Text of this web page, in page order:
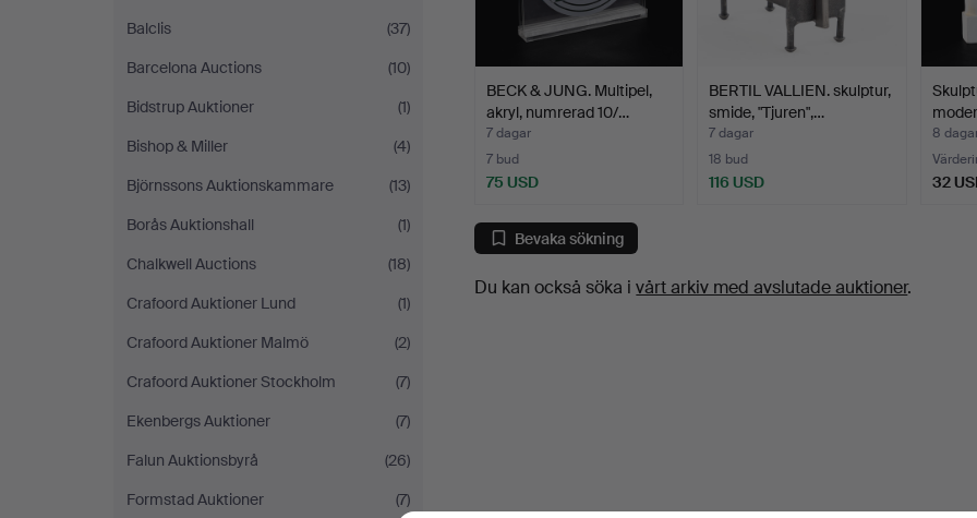
Balclis
(37)
Barcelona Auctions
(10)
Bidstrup Auktioner
(1)
Bishop & Miller
(4)
Björnssons Auktionskammare
(13)
Borås Auktionshall
(1)
Chalkwell Auctions
(18)
Crafoord Auktioner Lund
(1)
Crafoord Auktioner Malmö
(2)
Crafoord Auktioner Stockholm
(7)
Ekenbergs Auktioner
(7)
Falun Auktionsbyrå
(26)
Formstad Auktioner
(7)
BECK & JUNG. Multipel,
akryl, numrerad 10/…
7 dagar
7 bud
75 USD
BERTIL VALLIEN. skulptur,
smide, "Tjuren",…
7 dagar
18 bud
116 USD
8
32
Bevaka sökning
Du kan också söka ivårt arkiv med avslutade auktioner.